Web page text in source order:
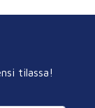
tilassa!